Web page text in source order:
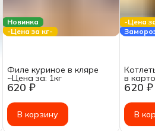
Новинка
-Цена за кг-
620 ₽
Филе куриное в кляре
~Цена за: 1кг
В корзину
-Цена
620 ₽
в
~Цена
В